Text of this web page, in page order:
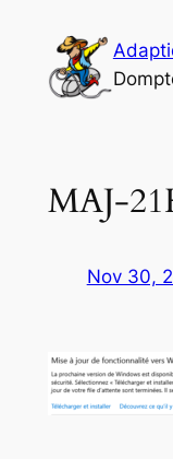
contenu
MAJ-
Nov 30,